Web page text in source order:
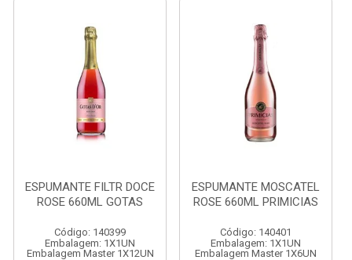
ESPUMANTE FILTR DOCE
ROSE 660ML GOTAS
Código: 140399
Embalagem: 1X1UN
Embalagem Master 1X12UN
ESPUMANTE MOSCATEL
ROSE 660ML PRIMICIAS
Código: 140401
Embalagem: 1X1UN
Embalagem Master 1X6UN